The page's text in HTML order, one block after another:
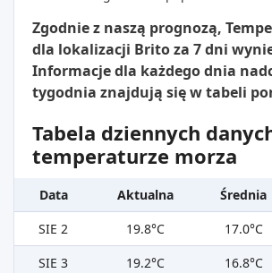
Zgodnie z naszą prognozą,
dla lokalizacji Brito za 7 dni
Informacje dla każdego dnia
tygodnia znajdują się w tabeli
Tabela dziennych
temperaturze morza
Data Aktualna Średnia
SIE 2
19.8°C
17.0°C
SIE 3
19.2°C
16.8°C